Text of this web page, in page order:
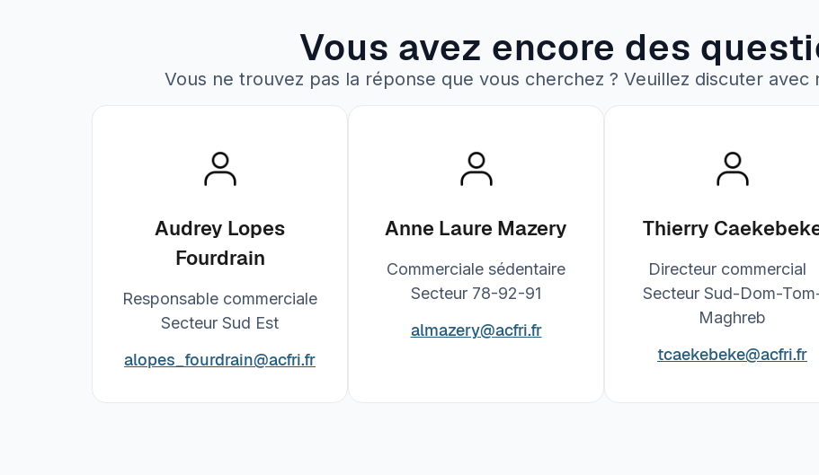
Vous avez encore des
Vous ne trouvez pas la réponse que vous cherchez ? Veuillez discuter
Audrey Lopes
Fourdrain
Responsable commerciale
Secteur Sud Est
alopes_fourdrain@acfri.fr
Anne Laure Mazery
Commerciale sédentaire
Secteur 78-92-91
almazery@acfri.fr
Thierry
Directeur commercial
Secteur Sud-Dom-
Maghreb
tcaekebeke@acfri.fr